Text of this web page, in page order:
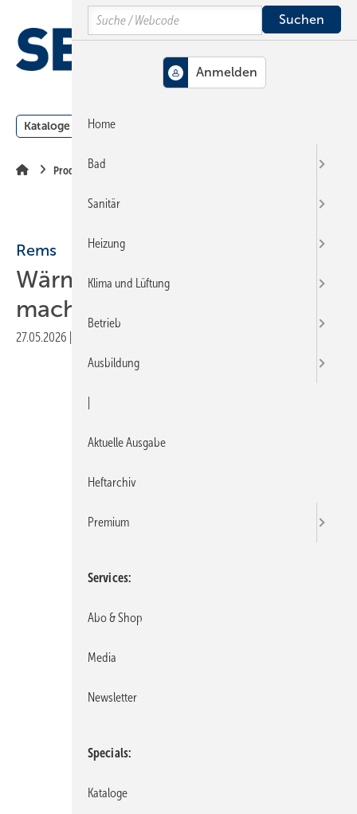
Hauptinhalt
Hauptmenü
SiteSearch
Kataloge Meldungen
Produkte
Rems
Wärme einfach sichtbar
machen
27.05.2026
Search
Home
Bad
Sanitär
Heizung
Klima und Lüftung
Betrieb
Ausbildung
Aktuelle Ausgabe
Heftarchiv
Premium
Services
Abo & Shop
Media
Newsletter
Specials
Kataloge